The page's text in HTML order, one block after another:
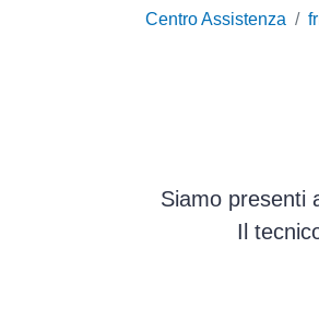
Centro Assistenza
Siamo presenti
Il